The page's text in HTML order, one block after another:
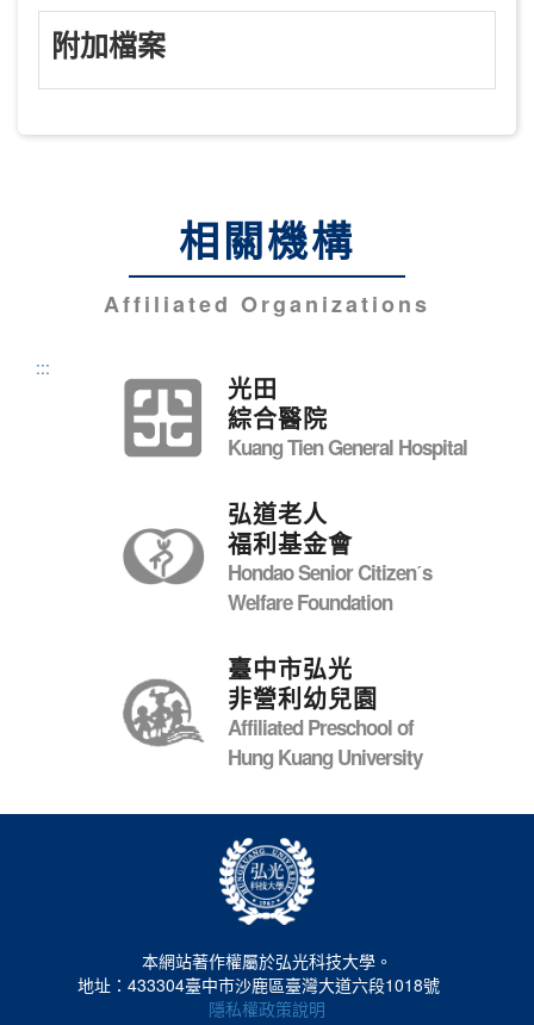
附加檔案
相關機構
Affiliated Organizations
:::
光田
綜合醫院
Kuang Tien General Hospital
弘道老人
福利基金會
Hondao Senior Citizenˊs
Welfare Foundation
臺中市弘光
非營利幼兒園
Affiliated Preschool of
Hung Kuang University
本網站著作權屬於弘光科技大學。
地址：433304臺中市沙鹿區臺灣大道六段1018號
隱私權政策說明